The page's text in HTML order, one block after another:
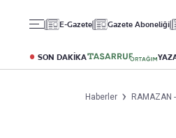
E-Gazete Gazete Aboneliği
SON DAKİKA
Altın
Döviz
Kripto Para
Haberler RAMAZAN